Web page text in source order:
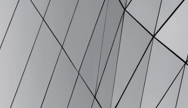
TĚSNĚNÍ S
KOVOVÁ TĚSNĚNÍ
TĚSNĚNÍ
SPECIÁLNÍ
OBALY
DILATAČNÍ SPÁRY
ZÁSUVNÉ KOTOUČE
ODVĚTVÍ